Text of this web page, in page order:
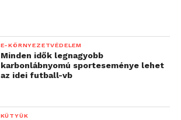
E-KÖRNYEZETVÉDELEM
Minden idők legnagyobb
karbonlábnyomú sporteseménye lehet
az idei futball-vb
KÜTYÜK